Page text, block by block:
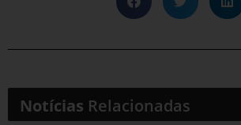
Notícias Relacionadas